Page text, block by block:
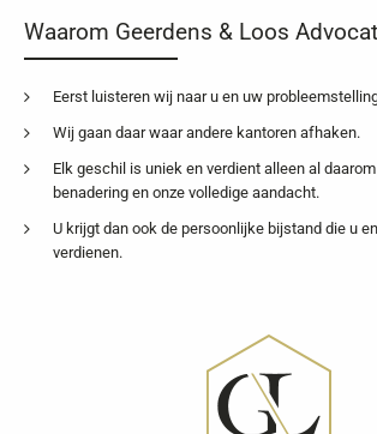
Waarom Geerdens & Loos
Eerst luisteren wij naar u en uw
Wij gaan daar waar andere kantoren afhaken.
Elk geschil is uniek en verdient alleen al
benadering en onze volledige aandacht.
U krijgt dan ook de persoonlijke bijstand die u
verdienen.